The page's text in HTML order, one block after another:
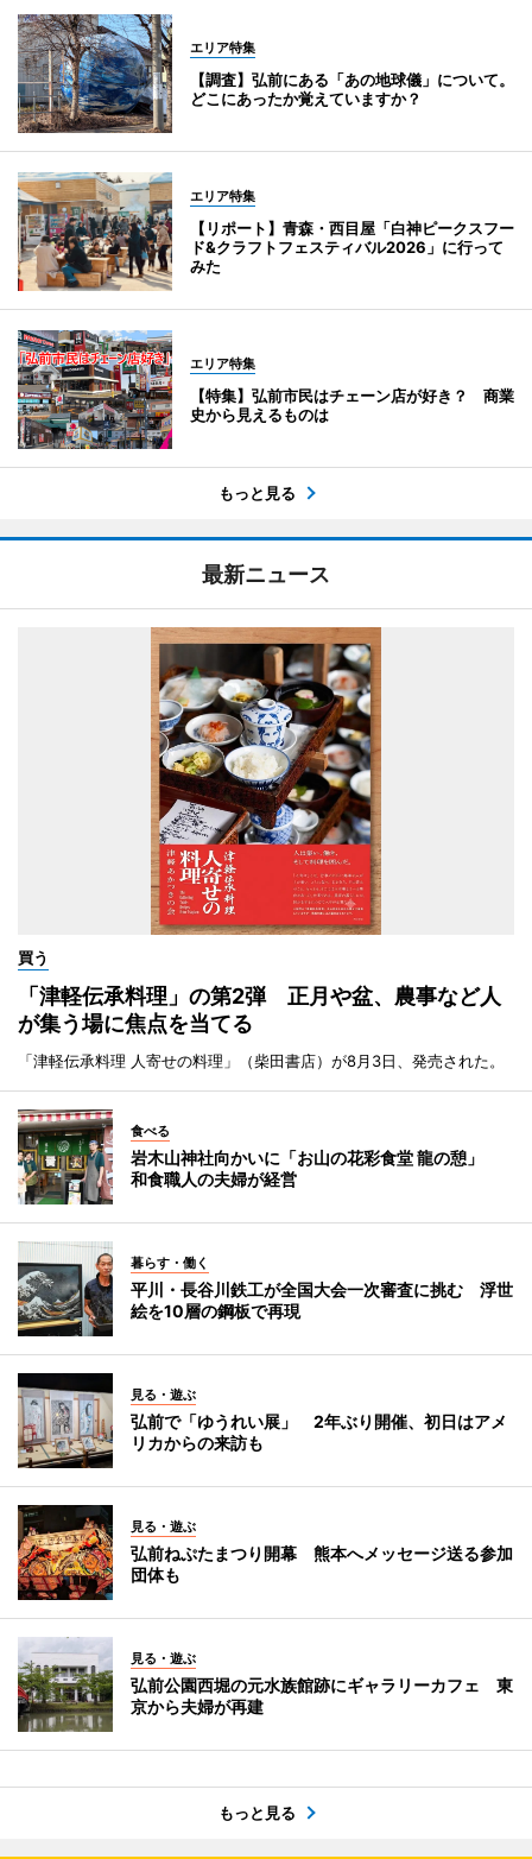
エリア特集
【調査】弘前にある「あの地球儀」について。
どこにあったか覚えていますか？
エリア特集
【リポート】青森・西目屋「白神ピークスフー
ド&クラフトフェスティバル2026」に行って
みた
エリア特集
【特集】弘前市民はチェーン店が好き？ 商業
史から見えるものは
もっと見る
最新ニュース
買う
「津軽伝承料理」の第2弾 正月や盆、農事など人
が集う場に焦点を当てる
「津軽伝承料理 人寄せの料理」（柴田書店）が8月3日、発売された。
食べる
岩木山神社向かいに「お山の花彩食堂 龍の憩」
和食職人の夫婦が経営
暮らす・働く
平川・長谷川鉄工が全国大会一次審査に挑む 浮世
絵を10層の鋼板で再現
見る・遊ぶ
弘前で「ゆうれい展」 2年ぶり開催、初日はアメ
リカからの来訪も
見る・遊ぶ
弘前ねぷたまつり開幕 熊本へメッセージ送る参加
団体も
見る・遊ぶ
弘前公園西堀の元水族館跡にギャラリーカフェ 東
京から夫婦が再建
もっと見る